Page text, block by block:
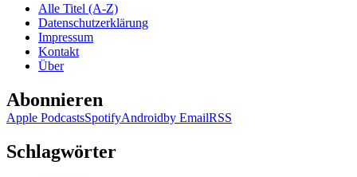
Alle Titel (A-Z)
Datenschutzerklärung
Impressum
Kontakt
Über
Abonnieren
Apple PodcastsSpotifyAndroidby EmailRSS
Schlagwörter